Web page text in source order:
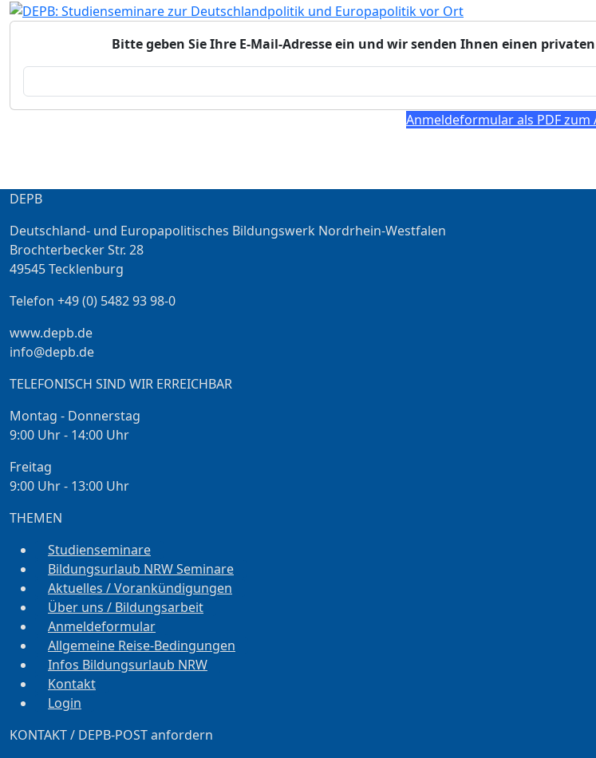
Bitte geben Sie Ihre E-Mail-Adresse ein und wir senden Ihnen einen
Anmeldeformular als PDF zum
DEPB
Deutschland- und Europapolitisches Bildungswerk Nordrhein-Westfalen
Brochterbecker Str. 28
49545 Tecklenburg
Telefon +49 (0) 5482 93 98-0
www.depb.de
info@depb.de
TELEFONISCH SIND WIR ERREICHBAR
Montag - Donnerstag
9:00 Uhr - 14:00 Uhr
Freitag
9:00 Uhr - 13:00 Uhr
THEMEN
Studienseminare
Bildungsurlaub NRW Seminare
Aktuelles / Vorankündigungen
Über uns / Bildungsarbeit
Anmeldeformular
Allgemeine Reise-Bedingungen
Infos Bildungsurlaub NRW
Kontakt
Login
KONTAKT / DEPB-POST anfordern